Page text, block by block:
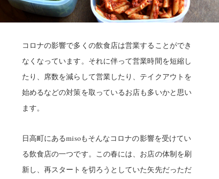
コロナの影響で多くの飲食店は営業することができ
なくなっています。それに伴って営業時間を短縮し
たり、席数を減らして営業したり、テイクアウトを
始めるなどの対策を取っているお店も多いかと思い
ます。
日高町にあるmisoもそんなコロナの影響を受けてい
る飲食店の一つです。この春には、お店の体制を刷
新し、再スタートを切ろうとしていた矢先だっただ